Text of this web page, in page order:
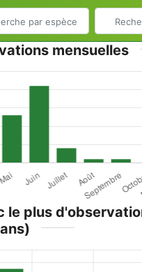
mensuelles
le plus
ans)